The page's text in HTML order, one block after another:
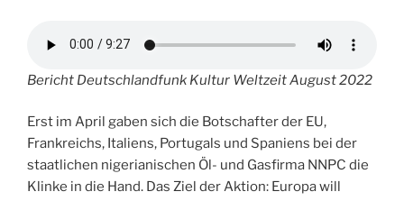
Bericht Deutschlandfunk Kultur Weltzeit August 2022
Erst im April gaben sich die Botschafter der EU,
Frankreichs, Italiens, Portugals und Spaniens bei der
staatlichen nigerianischen Öl- und Gasfirma NNPC die
Klinke in die Hand. Das Ziel der Aktion: Europa will